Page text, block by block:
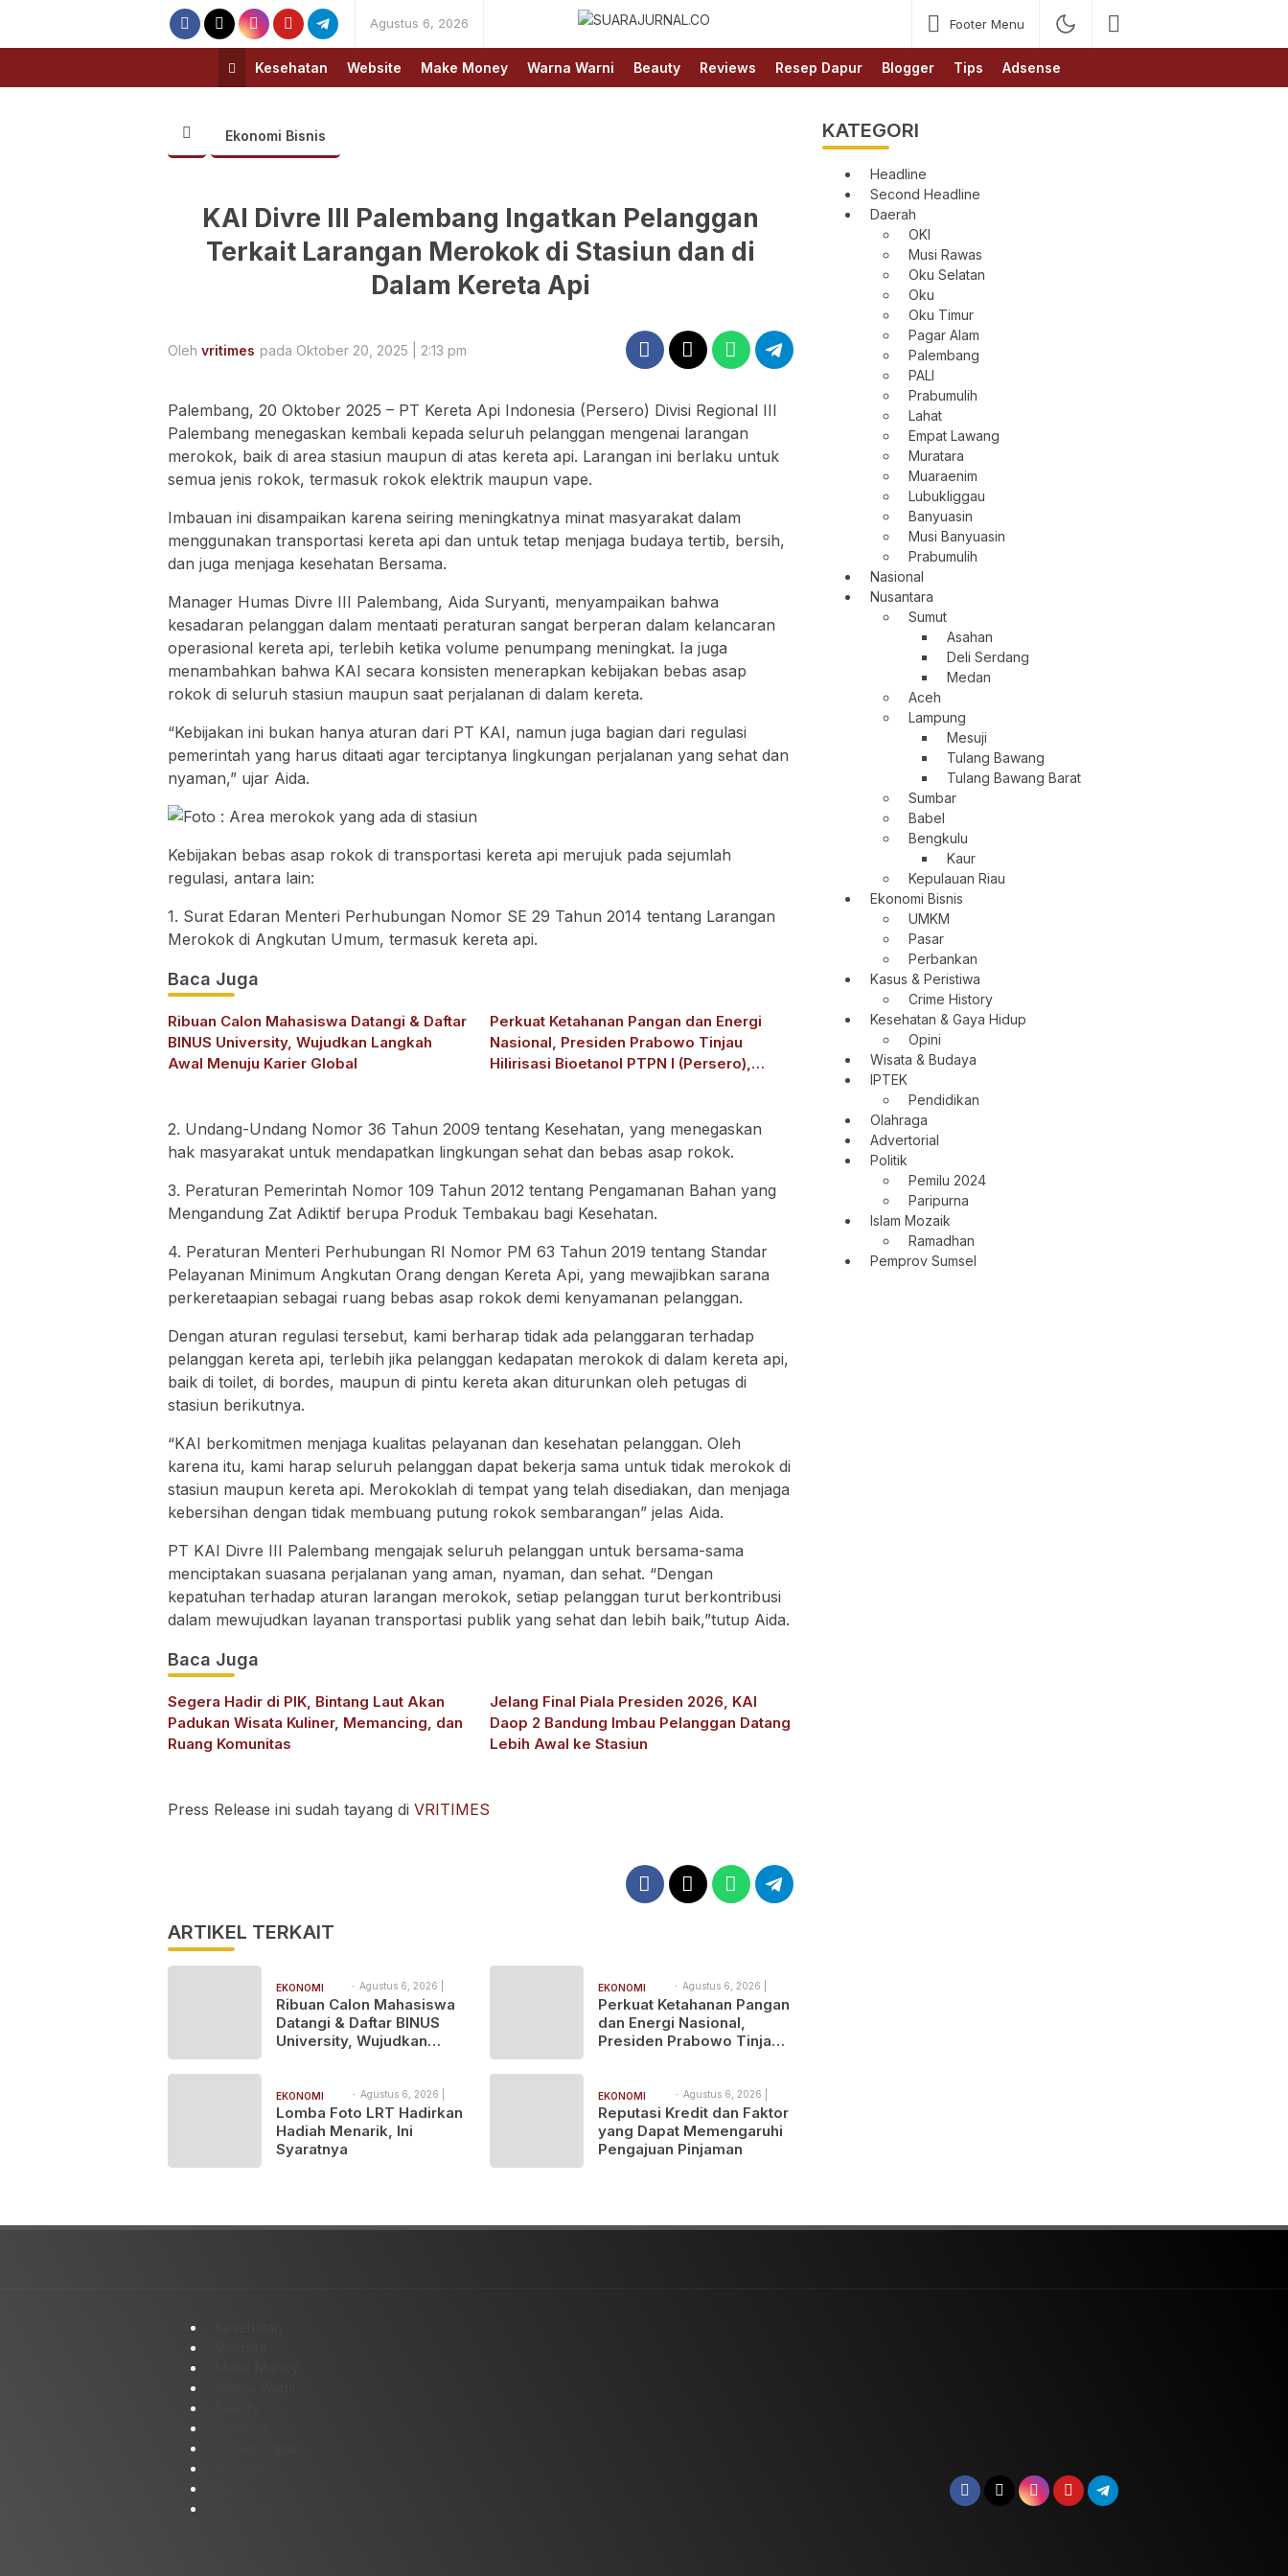
Agustus 6, 2026 Footer Menu
Kesehatan Website Make Money Warna Warni Beauty Reviews Resep Dapur Blogger Tips Adsense
Ekonomi Bisnis
KAI Divre III Palembang Ingatkan Pelanggan
Terkait Larangan Merokok di Stasiun dan di
Dalam Kereta Api
Oleh vritimes pada Oktober 20, 2025 | 2:13 pm
Palembang, 20 Oktober 2025 – PT Kereta Api Indonesia (Persero) Divisi Regional III
Palembang menegaskan kembali kepada seluruh pelanggan mengenai larangan
merokok, baik di area stasiun maupun di atas kereta api. Larangan ini berlaku untuk
semua jenis rokok, termasuk rokok elektrik maupun vape.
Imbauan ini disampaikan karena seiring meningkatnya minat masyarakat dalam
menggunakan transportasi kereta api dan untuk tetap menjaga budaya tertib, bersih,
dan juga menjaga kesehatan Bersama.
Manager Humas Divre III Palembang, Aida Suryanti, menyampaikan bahwa
kesadaran pelanggan dalam mentaati peraturan sangat berperan dalam kelancaran
operasional kereta api, terlebih ketika volume penumpang meningkat. Ia juga
menambahkan bahwa KAI secara konsisten menerapkan kebijakan bebas asap
rokok di seluruh stasiun maupun saat perjalanan di dalam kereta.
“Kebijakan ini bukan hanya aturan dari PT KAI, namun juga bagian dari regulasi
pemerintah yang harus ditaati agar terciptanya lingkungan perjalanan yang sehat dan
nyaman,” ujar Aida.
Kebijakan bebas asap rokok di transportasi kereta api merujuk pada sejumlah
regulasi, antara lain:
1. Surat Edaran Menteri Perhubungan Nomor SE 29 Tahun 2014 tentang Larangan
Merokok di Angkutan Umum, termasuk kereta api.
Baca Juga
Ribuan Calon Mahasiswa Datangi & Daftar
BINUS University, Wujudkan Langkah
Awal Menuju Karier Global
Perkuat Ketahanan Pangan dan Energi
Nasional, Presiden Prabowo Tinjau
Hilirisasi Bioetanol PTPN I (Persero),
2. Undang-Undang Nomor 36 Tahun 2009 tentang Kesehatan, yang menegaskan
hak masyarakat untuk mendapatkan lingkungan sehat dan bebas asap rokok.
3. Peraturan Pemerintah Nomor 109 Tahun 2012 tentang Pengamanan Bahan yang
Mengandung Zat Adiktif berupa Produk Tembakau bagi Kesehatan.
4. Peraturan Menteri Perhubungan RI Nomor PM 63 Tahun 2019 tentang Standar
Pelayanan Minimum Angkutan Orang dengan Kereta Api, yang mewajibkan sarana
perkeretaapian sebagai ruang bebas asap rokok demi kenyamanan pelanggan.
Dengan aturan regulasi tersebut, kami berharap tidak ada pelanggaran terhadap
pelanggan kereta api, terlebih jika pelanggan kedapatan merokok di dalam kereta api,
baik di toilet, di bordes, maupun di pintu kereta akan diturunkan oleh petugas di
stasiun berikutnya.
“KAI berkomitmen menjaga kualitas pelayanan dan kesehatan pelanggan. Oleh
karena itu, kami harap seluruh pelanggan dapat bekerja sama untuk tidak merokok di
stasiun maupun kereta api. Merokoklah di tempat yang telah disediakan, dan menjaga
kebersihan dengan tidak membuang putung rokok sembarangan” jelas Aida.
PT KAI Divre III Palembang mengajak seluruh pelanggan untuk bersama-sama
menciptakan suasana perjalanan yang aman, nyaman, dan sehat. “Dengan
kepatuhan terhadap aturan larangan merokok, setiap pelanggan turut berkontribusi
dalam mewujudkan layanan transportasi publik yang sehat dan lebih baik,”tutup Aida.
Baca Juga
Segera Hadir di PIK, Bintang Laut Akan
Padukan Wisata Kuliner, Memancing, dan
Ruang Komunitas
Jelang Final Piala Presiden 2026, KAI
Daop 2 Bandung Imbau Pelanggan Datang
Lebih Awal ke Stasiun
Press Release ini sudah tayang di VRITIMES
ARTIKEL TERKAIT
EKONOMI
BISNIS
Agustus 6, 2026 |
9:00 pm
Ribuan Calon Mahasiswa
Datangi & Daftar BINUS
University, Wujudkan
EKONOMI
BISNIS
Agustus 6, 2026 |
8:40 pm
Perkuat Ketahanan Pangan
dan Energi Nasional,
Presiden Prabowo Tinjau
Perkebunan Nusantara
EKONOMI
BISNIS
Agustus 6, 2026 |
8:27 pm
Lomba Foto LRT Hadirkan
Hadiah Menarik, Ini
Syaratnya
EKONOMI
BISNIS
Agustus 6, 2026 |
7:16 pm
Reputasi Kredit dan Faktor
yang Dapat Memengaruhi
Pengajuan Pinjaman
KATEGORI
Headline
Second Headline
Daerah
OKI
Musi Rawas
Oku Selatan
Oku
Oku Timur
Pagar Alam
Palembang
PALI
Prabumulih
Lahat
Empat Lawang
Muratara
Muaraenim
Lubukliggau
Banyuasin
Musi Banyuasin
Prabumulih
Nasional
Nusantara
Sumut
Asahan
Deli Serdang
Medan
Aceh
Lampung
Mesuji
Tulang Bawang
Tulang Bawang Barat
Sumbar
Babel
Bengkulu
Kaur
Kepulauan Riau
Ekonomi Bisnis
UMKM
Pasar
Perbankan
Kasus & Peristiwa
Crime History
Kesehatan & Gaya Hidup
Opini
Wisata & Budaya
IPTEK
Pendidikan
Olahraga
Advertorial
Politik
Pemilu 2024
Paripurna
Islam Mozaik
Ramadhan
Pemprov Sumsel